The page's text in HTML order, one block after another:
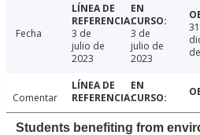
Fecha
3 de
julio de
2023
3 de
julio de
2023
Comentar
Students benefiting from